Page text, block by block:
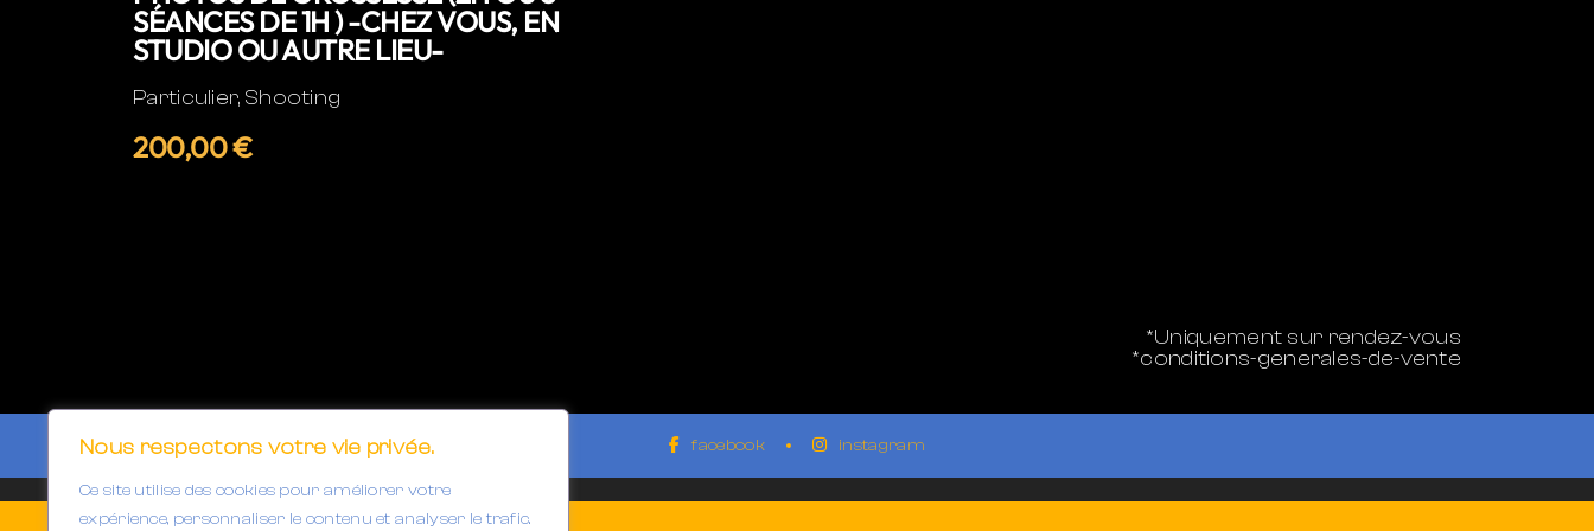
Nous respectons votre vie privée.
Ce site utilise des cookies pour améliorer votre
expérience, personnaliser le contenu et analyser le trafic.
SÉANCES DE 1H ) -CHEZ VOUS, EN
STUDIO OU AUTRE LIEU-
Particulier, Shooting
200,00 €
*Uniquement sur rendez-vous
*conditions-generales-de-vente
facebook instagram